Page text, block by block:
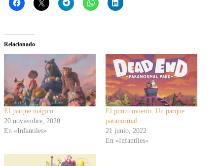
Relacionado
El parque mágico
20 noviembre, 2020
En «Infantiles»
El punto muerto: Un parque
paranormal
21 junio, 2022
En «Infantiles»